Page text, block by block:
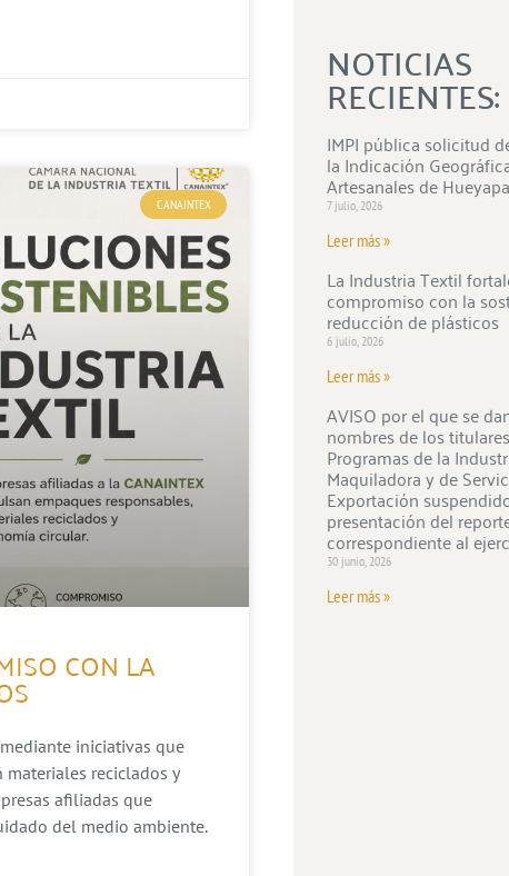
CANAINTEX
CON LA
iniciativas que
reciclados y
afiliadas que
del medio ambiente.
NOTICIAS
RECIENTES:
IMPI pública solicitud
la Indicación
Artesanales de
7 julio, 2026
Leer más »
La Industria Textil
compromiso con la
reducción de plásticos
6 julio, 2026
Leer más »
AVISO por el que se
nombres de los
Programas de la
Maquiladora y de
Exportación
presentación del
correspondiente al
30 junio, 2026
Leer más »